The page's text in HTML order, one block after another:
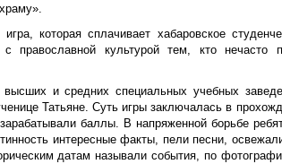
которая сплачивает хабаровское
с православной культурой тем, кто нечасто
и средних специальных учебных
Татьяне. Суть игры заключалась в
баллы. В напряженной борьбе
интересные факты, пели песни,
датам называли события, по